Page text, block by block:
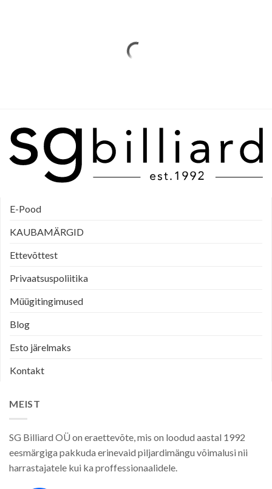
E-Pood
KAUBAMÄRGID
Ettevõttest
Privaatsuspoliitika
Müügitingimused
Blog
Esto järelmaks
Kontakt
MEIST
SG Billiard OÜ on eraettevõte, mis on loodud aastal 1992
eesmärgiga pakkuda erinevaid piljardimängu võimalusi nii
harrastajatele kui ka proffessionaalidele.